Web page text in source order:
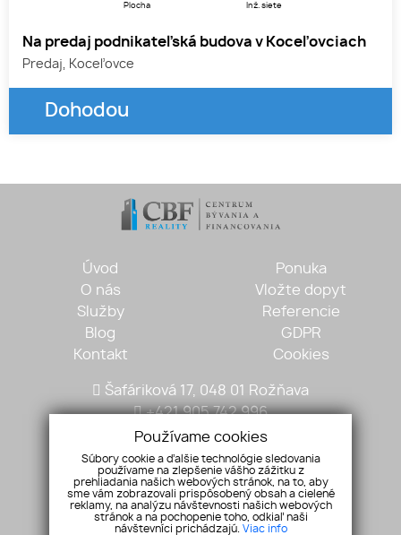
Plocha Inž. siete
Na predaj podnikateľská budova v Koceľovciach
Predaj, Koceľovce
Dohodou
Úvod
O nás
Služby
Blog
Kontakt
Ponuka
Vložte dopyt
Referencie
GDPR
Cookies
Šafáriková 17, 048 01 Rožňava
+421 905 742 996
mariantobisz@gmail.com
Používame cookies
Súbory cookie a ďalšie technológie sledovania
používame na zlepšenie vášho zážitku z
prehliadania našich webových stránok, na to, aby
sme vám zobrazovali prispôsobený obsah a cielené
reklamy, na analýzu návštevnosti našich webových
stránok a na pochopenie toho, odkiaľ naši
návštevníci prichádzajú. Viac info